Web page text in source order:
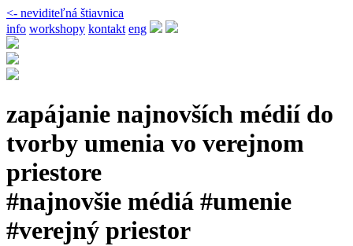
<- neviditeľná štiavnica
info workshopy kontakt eng
zapájanie najnovších médií do
tvorby umenia vo verejnom
priestore
#najnovšie médiá #umenie
#verejný priestor